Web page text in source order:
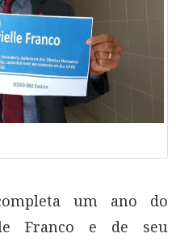
um ano do
Franco e de seu